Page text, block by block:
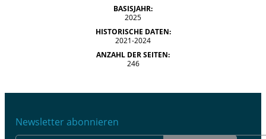
BASISJAHR:
2025
HISTORISCHE DATEN:
2021-2024
ANZAHL DER SEITEN:
246
Newsletter abonnieren